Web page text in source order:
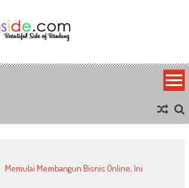
Memulai Membangun Bisnis Online, Ini